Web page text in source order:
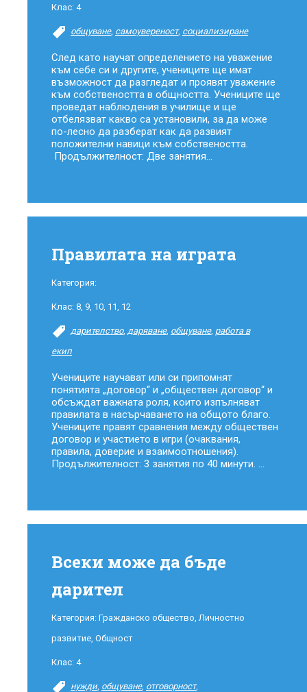
Клас: 4
общуване, самоувереност, социализиране
След като научат определението на уважение
към себе си и другите, учениците ще имат
възможност да разгледат и проявят уважение
към собствеността в общността. Учениците ще
проведат наблюдения в училище и ще
отбелязват какво са установили, за да може
по-лесно да разберат как да развият
положителни навици към собствеността.
Продължителност: Две занятия...
Правилата на играта
Категория:
Клас: 8, 9, 10, 11, 12
дарителство, даряване, общуване, работа в
екип
Учениците научават или си припомнят
понятията „договор“ и „обществен договор“ и
обсъждат важната роля, които изпълняват
правилата в насърчаването на общото благо.
Учениците правят сравнения между обществен
договор и участието в игри (очаквания,
правила, доверие и взаимоотношения).
Продължителност: 3 занятия по 40 минути. ...
Всеки може да бъде
дарител
Категория: Гражданско общество,Личностно
развитие, Общност
Клас: 4
нужди, общуване, отговорност,